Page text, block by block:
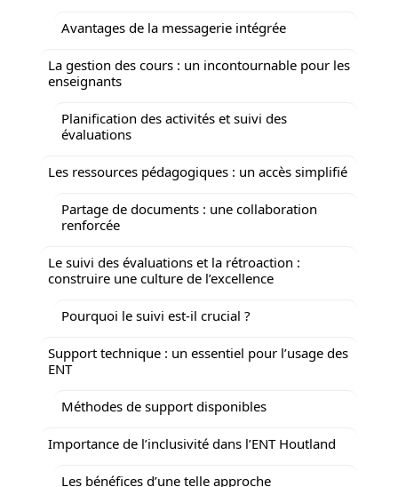
Avantages de la messagerie intégrée
La gestion des cours : un incontournable pour les
enseignants
Planification des activités et suivi des
évaluations
Les ressources pédagogiques : un accès simplifié
Partage de documents : une collaboration
renforcée
Le suivi des évaluations et la rétroaction :
construire une culture de l’excellence
Pourquoi le suivi est-il crucial ?
Support technique : un essentiel pour l’usage des
ENT
Méthodes de support disponibles
Importance de l’inclusivité dans l’ENT Houtland
Les bénéfices d’une telle approche